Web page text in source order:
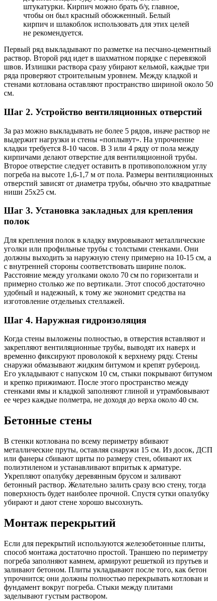
штукатурки. Кирпич можно брать б/у, главное,
чтобы он был красный обожженный. Белый
кирпич и шлакоблок использовать для этих целей
не рекомендуется.
Первый ряд выкладывают по разметке на песчано-цементный
раствор. Второй ряд идет в шахматном порядке с перевязкой
швов. Излишки раствора сразу убирают кельмой, каждые три
ряда проверяют строительным уровнем. Между кладкой и
стенами котлована оставляют пространство шириной около 50
см.
Шаг 2. Устройство вентиляционных отверстий
За раз можно выкладывать не более 5 рядов, иначе раствор не
выдержит нагрузки и стены «поплывут». На упрочнение
кладки требуется 8-10 часов. В 3 или 4 ряду от пола между
кирпичами делают отверстие для вентиляционной трубы.
Второе отверстие следует оставить в противоположном углу
погреба на высоте 1,6-1,7 м от пола. Размеры вентиляционных
отверстий зависят от диаметра трубы, обычно это квадратные
ниши 25х25 см.
Шаг 3. Установка закладных для крепления
полок
Для крепления полок в кладку вмуровывают металлические
уголки или профильные трубы с толстыми стенками. Они
должны выходить за наружную стену примерно на 10-15 см, а
с внутренней стороны соответствовать ширине полок.
Расстояние между уголками около 70 см по горизонтали и
примерно столько же по вертикали. Этот способ достаточно
удобный и надежный, к тому же экономит средства на
изготовление отдельных стеллажей.
Шаг 4. Наружная гидроизоляция
Когда стены выложены полностью, в отверстия вставляют и
закрепляют вентиляционные трубы, выводят их наверх и
временно фиксируют проволокой к верхнему ряду. Стены
снаружи обмазывают жидким битумом и крепят рубероид.
Его укладывают с напуском 10 см, стыки покрывают битумом
и крепко прижимают. После этого пространство между
стенками ямы и кладкой заполняют глиной и утрамбовывают
ее через каждые полметра, не доходя до верха около 40 см.
Бетонные стены
В стенки котлована по всему периметру вбивают
металлические пруты, оставляя снаружи 15 см. Из досок, ДСП
или фанеры сбивают щиты по размеру стен, обивают их
полиэтиленом и устанавливают впритык к арматуре.
Укрепляют опалубку деревянным брусом и заливают
бетонный раствор. Желательно залить сразу всю стену, тогда
поверхность будет наиболее прочной. Спустя сутки опалубку
убирают и дают стене хорошо высохнуть.
Монтаж перекрытий
Если для перекрытий используются железобетонные плиты,
способ монтажа достаточно простой. Траншею по периметру
погреба заполняют камнем, армируют решеткой из прутьев и
заливают бетоном. Плиты укладывают после того, как бетон
упрочнится; они должны полностью перекрывать котлован и
фундамент вокруг погреба. Стыки между плитами
заделывают густым раствором.